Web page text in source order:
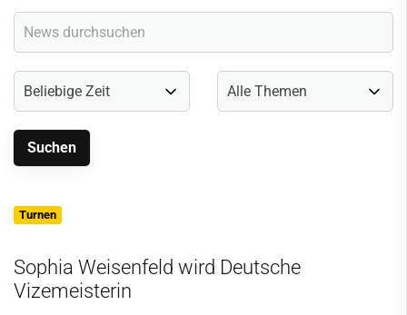
Turnen
Sophia Weisenfeld wird Deutsche
Vizemeisterin